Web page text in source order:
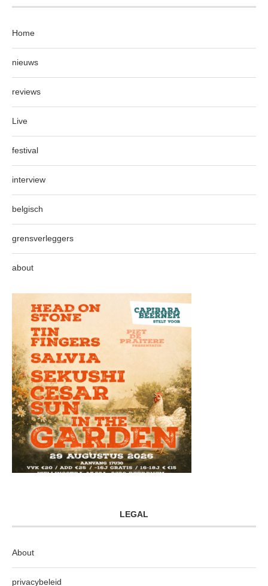
Home
nieuws
reviews
Live
festival
interview
belgisch
grensverleggers
about
LEGAL
About
privacybeleid